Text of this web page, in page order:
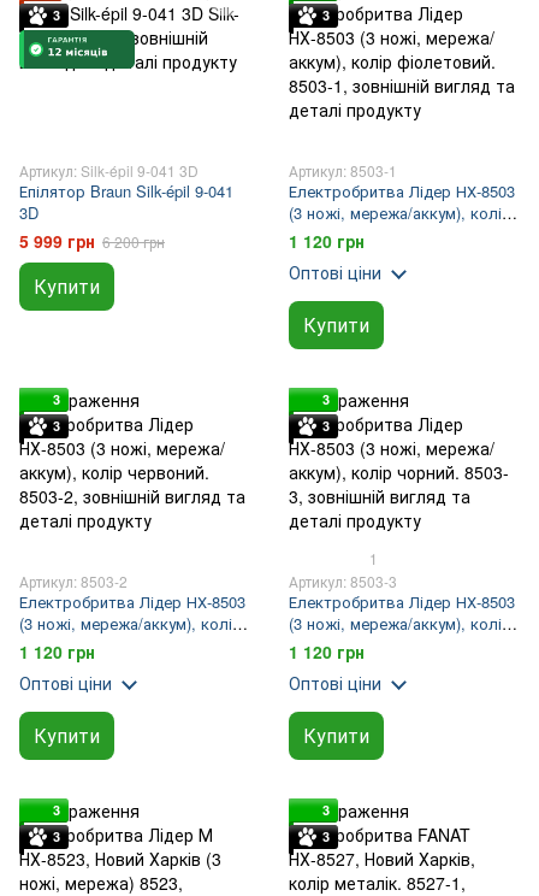
3
Артикул: Silk-épil 9-041 3D
Епілятор Braun Silk-épil 9-041
3D
5 999 грн 6 200 грн
Купити
3
Артикул: 8503-1
Електробритва Лідер НХ-8503
(3 ножі, мережа/аккум), колір
фіолетовий.
1 120 грн
Оптові ціни
Купити
3
3
Артикул: 8503-2
Електробритва Лідер НХ-8503
(3 ножі, мережа/аккум), колір
червоний.
1 120 грн
Оптові ціни
Купити
3
3
1
Артикул: 8503-3
Електробритва Лідер НХ-8503
(3 ножі, мережа/аккум), колір
чорний.
1 120 грн
Оптові ціни
Купити
3
3
3
3